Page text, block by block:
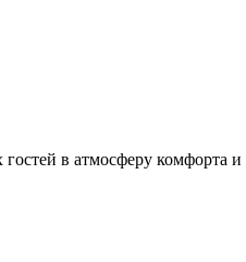
в атмосферу комфорта